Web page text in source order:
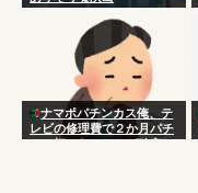
ナマポパチンカス俺、テ
レビの修理費で２か月パチ
ンコ打てないことが確定し